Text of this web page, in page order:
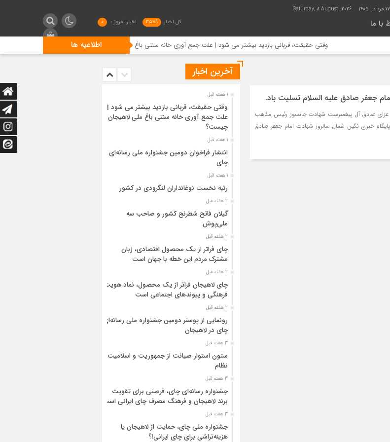
Saturday, 8 August , 2026
با ما کل اخبار 3589 اخبار امروز : 0
اطلاعیه هاوقتی حقیقت، قربانی بازدید بیشتر می شود | علت جمع آوری خانه سنتی باغ ملی لاهیجان چیست؟
جعفر صادق علیه السلام تسلیت باد.
صادق آل پیغمبرست شهادت جانسوز رئیس مذهب
خبری نگین شمال سالروز شهادت امام جعفر صادق
آخرین اخبار
1 هفته قبل
وقتی حقیقت، قربانی بازدید بیشتر می شود |
علت جمع آوری خانه سنتی باغ ملی لاهیجان
چیست؟
1 هفته قبل
انتشار فراخوان دومین جشنواره ملی رسانه‌ای
چای
1 هفته قبل
رتبه نخست نوغانداران لنگرودی در کشور
2 هفته قبل
گیلان فاتح شطرنج کشور و صاحب سه
ملی‌پوش
2 هفته قبل
چای فراتر از یک محصول اقتصادی، زبان
مشترک مردم این خطه با جهان است
2 هفته قبل
چای لاهیجان فراتر از یک محصول، نماد هویت
فرهنگی و پیوندهای اجتماعی است
2 هفته قبل
رونمایی از پوستر دومین جشنواره ملی رسانه‌ای
چای در لاهیجان
3 هفته قبل
ستون استوار صیانت از جمهوریت و اسلامیت
نظام
3 هفته قبل
جشنواره رسانه‌ای چای، فرصتی برای تقویت
برند لاهیجان و فرهنگ مصرف چای ایرانی است
3 هفته قبل
جشنواره ملی چای، حمایت از لاهیجان یا
هزینه‌تراشی برای چای ایرانی!؟